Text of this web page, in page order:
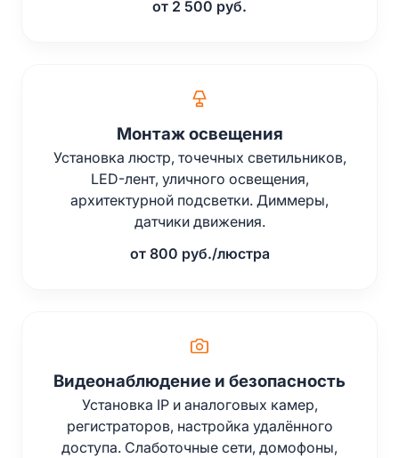
от 2 500 руб.
Монтаж освещения
Установка люстр, точечных светильников,
LED-лент, уличного освещения,
архитектурной подсветки. Диммеры,
датчики движения.
от 800 руб./люстра
Видеонаблюдение и безопасность
Установка IP и аналоговых камер,
регистраторов, настройка удалённого
доступа. Слаботочные сети, домофоны,